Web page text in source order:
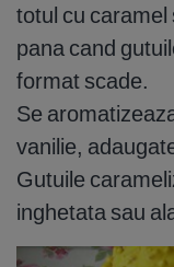
totul cu caramel
pana cand
format scade.
Se
vanilie,
Gutuile
inghetata sau